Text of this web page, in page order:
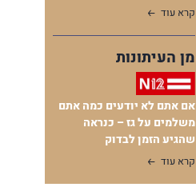
קרא עוד
מן העיתונות
אם אתם לא יודעים כמה אתם
משלמים על גז – כנראה
שהגיע הזמן לבדוק
קרא עוד